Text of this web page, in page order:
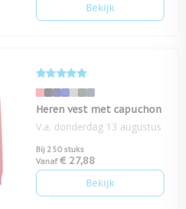
Bekijk
Heren vest met capuchon
V.a. donderdag 13 augustus
Bij 250 stuks
Vanaf € 27,88
Bekijk